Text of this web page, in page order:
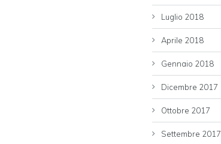
Luglio 2018
Aprile 2018
Gennaio 2018
Dicembre 2017
Ottobre 2017
Settembre 2017